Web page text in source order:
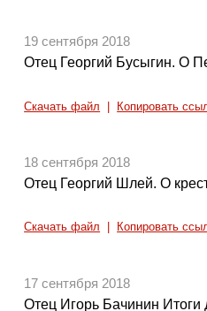
19 сентября 2018
Отец Георгий Бусыгин. О
Скачать файл Копировать
18 сентября 2018
Отец Георгий Шлей. О
Скачать файл Копировать
17 сентября 2018
Отец Игорь Бачинин Итоги